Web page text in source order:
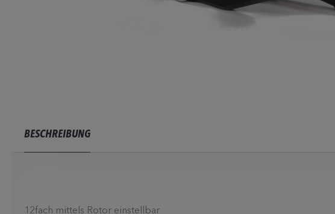
BESCHREIBUNG
12fach mittels Rotor einstellbar